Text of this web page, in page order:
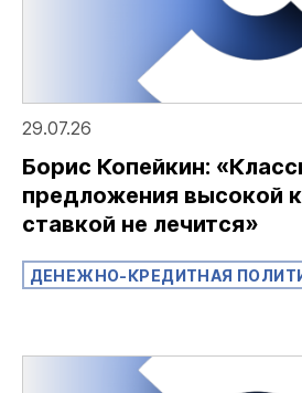
29.07.26
Борис Копейкин:
предложения высокой
ставкой не лечится»
ДЕНЕЖНО-КРЕДИТНАЯ